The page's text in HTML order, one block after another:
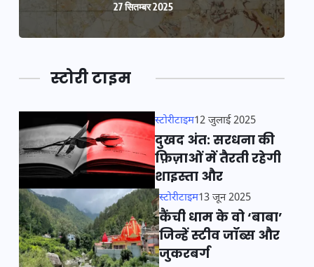
27 सितम्बर 2025
स्टोरी टाइम
स्टोरीटाइम12 जुलाई 2025
दुखद अंत: सरधना की
फ़िज़ाओं में तैरती रहेगी
शाइस्ता और
स्टोरीटाइम13 जून 2025
कैंची धाम के वो ‘बाबा’
जिन्हें स्टीव जॉब्स और
जुकरबर्ग